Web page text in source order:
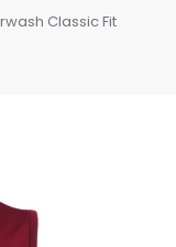
Classic Fit